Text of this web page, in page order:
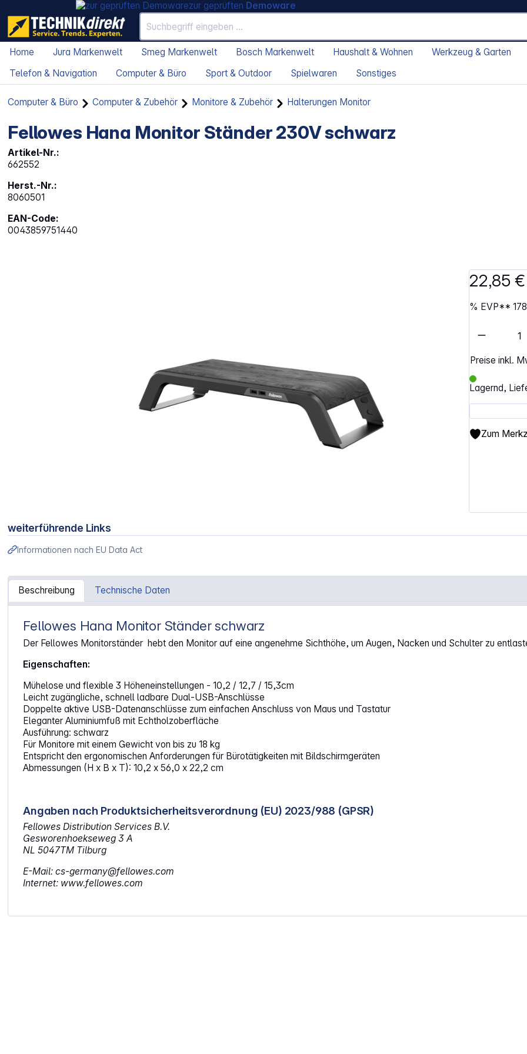
zur geprüften Demoware
Home Jura Markenwelt Smeg Markenwelt Bosch Markenwelt Haushalt & Wohnen
Werkzeug & Garten
Telefon & Navigation
Computer & Büro Sport & Outdoor Spielwaren Sonstiges
Computer & Büro Computer & Zubehör Monitore & Zubehör Halterungen Monitor
Fellowes Hana Monitor Ständer 230V schwarz
Artikel-Nr.:
662552
Herst.-Nr.:
8060501
EAN-Code:
0043859751440
22,85 €
% EVP**
Preise inkl.
Lagernd,
Artikel
Zum
weiterführende Links
Informationen nach EU Data Act
Beschreibung Technische Daten
Artikelinformationen "Fellowes Hana Monitor Ständer 230V schwarz"
Fellowes Hana Monitor Ständer schwarz
Der Fellowes Monitorständer hebt den Monitor auf eine angenehme Sichthöhe, um Augen, Nacken und Schulter zu
Eigenschaften:
Mühelose und flexible 3 Höheneinstellungen - 10,2 / 12,7 / 15,3cm
Leicht zugängliche, schnell ladbare Dual-USB-Anschlüsse
Doppelte aktive USB-Datenanschlüsse zum einfachen Anschluss von Maus und Tastatur
Eleganter Aluminiumfuß mit Echtholzoberfläche
Ausführung: schwarz
Für Monitore mit einem Gewicht von bis zu 18 kg
Entspricht den ergonomischen Anforderungen für Bürotätigkeiten mit Bildschirmgeräten
Abmessungen (H x B x T): 10,2 x 56,0 x 22,2 cm
Angaben nach Produktsicherheitsverordnung (EU) 2023/988 (GPSR)
Fellowes Distribution Services B.V.
Gesworenhoekseweg 3 A
NL 5047TM Tilburg
E-Mail: cs-germany@fellowes.com
Internet: www.fellowes.com